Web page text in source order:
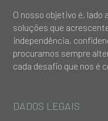
O nosso objetivo é, lado
soluções que
independência,
procuramos sempre
cada desafio que nos é
DADOS LEGAIS